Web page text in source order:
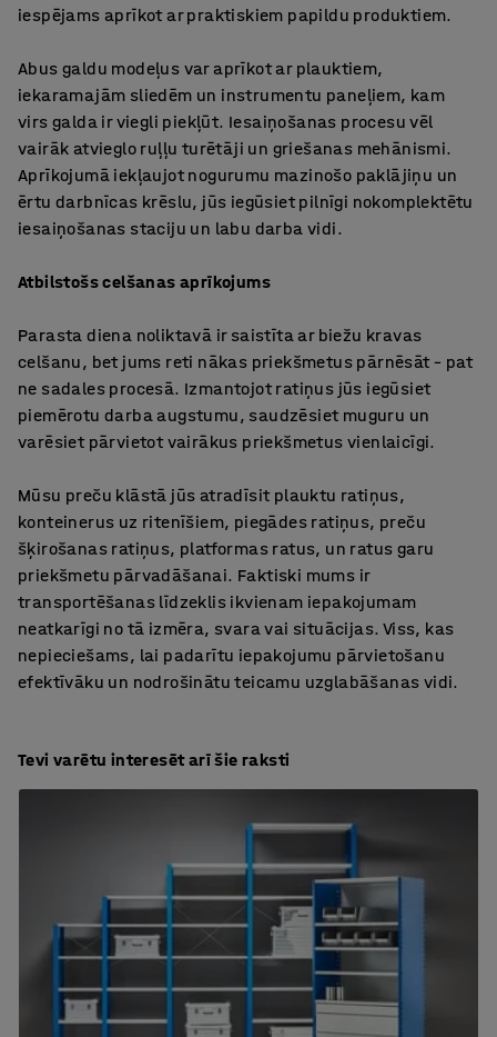
iespējams aprīkot ar praktiskiem papildu produktiem.
Abus galdu modeļus var aprīkot ar plauktiem,
iekaramajām sliedēm un instrumentu paneļiem, kam
virs galda ir viegli piekļūt. Iesaiņošanas procesu vēl
vairāk atvieglo ruļļu turētāji un griešanas mehānismi.
Aprīkojumā iekļaujot nogurumu mazinošo paklājiņu un
ērtu darbnīcas krēslu, jūs iegūsiet pilnīgi nokomplektētu
iesaiņošanas staciju un labu darba vidi.
Atbilstošs celšanas aprīkojums
Parasta diena noliktavā ir saistīta ar biežu kravas
celšanu, bet jums reti nākas priekšmetus pārnēsāt – pat
ne sadales procesā. Izmantojot ratiņus jūs iegūsiet
piemērotu darba augstumu, saudzēsiet muguru un
varēsiet pārvietot vairākus priekšmetus vienlaicīgi.
Mūsu preču klāstā jūs atradīsit plauktu ratiņus,
konteinerus uz ritenīšiem, piegādes ratiņus, preču
šķirošanas ratiņus, platformas ratus, un ratus garu
priekšmetu pārvadāšanai. Faktiski mums ir
transportēšanas līdzeklis ikvienam iepakojumam
neatkarīgi no tā izmēra, svara vai situācijas. Viss, kas
nepieciešams, lai padarītu iepakojumu pārvietošanu
efektīvāku un nodrošinātu teicamu uzglabāšanas vidi.
Tevi varētu interesēt arī šie raksti